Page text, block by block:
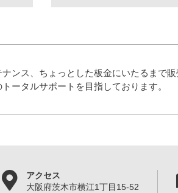
ンス、ちょっとした板金にいたるまで販
ータルサポートを目指しております。
アクセス
大阪府茨木市横江1丁目15-52